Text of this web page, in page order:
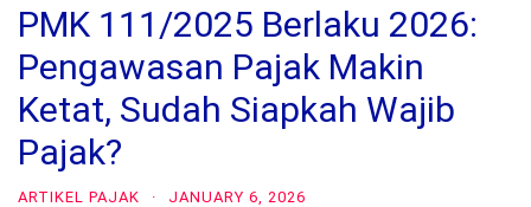
PMK 111/2025 Berlaku 2026:
Pengawasan Pajak Makin
Ketat, Sudah Siapkah Wajib
Pajak?
ARTIKEL PAJAK · JANUARY 6, 2026